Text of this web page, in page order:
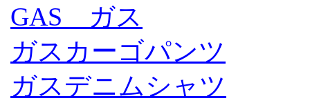
GAS ガス
ガスカーゴパンツ
ガスデニムシャツ